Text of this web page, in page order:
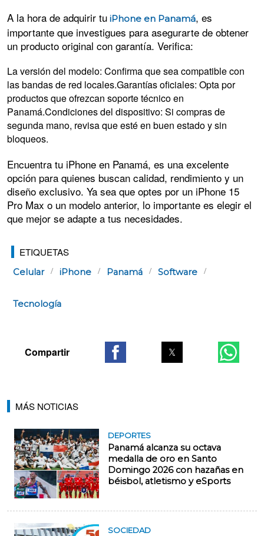
A la hora de adquirir tu iPhone en Panamá, es
importante que investigues para asegurarte de obtener
un producto original con garantía. Verifica:
La versión del modelo: Confirma que sea compatible con
las bandas de red locales.Garantías oficiales: Opta por
productos que ofrezcan soporte técnico en
Panamá.Condiciones del dispositivo: Si compras de
segunda mano, revisa que esté en buen estado y sin
bloqueos.
Encuentra tu iPhone en Panamá, es una excelente
opción para quienes buscan calidad, rendimiento y un
diseño exclusivo. Ya sea que optes por un iPhone 15
Pro Max o un modelo anterior, lo importante es elegir el
que mejor se adapte a tus necesidades.
ETIQUETAS
Celular iPhone Panamá Software
Tecnología
MÁS NOTICIAS
DEPORTES
Panamá alcanza su octava
medalla de oro en Santo
Domingo 2026 con hazañas en
béisbol, atletismo y eSports
SOCIEDAD